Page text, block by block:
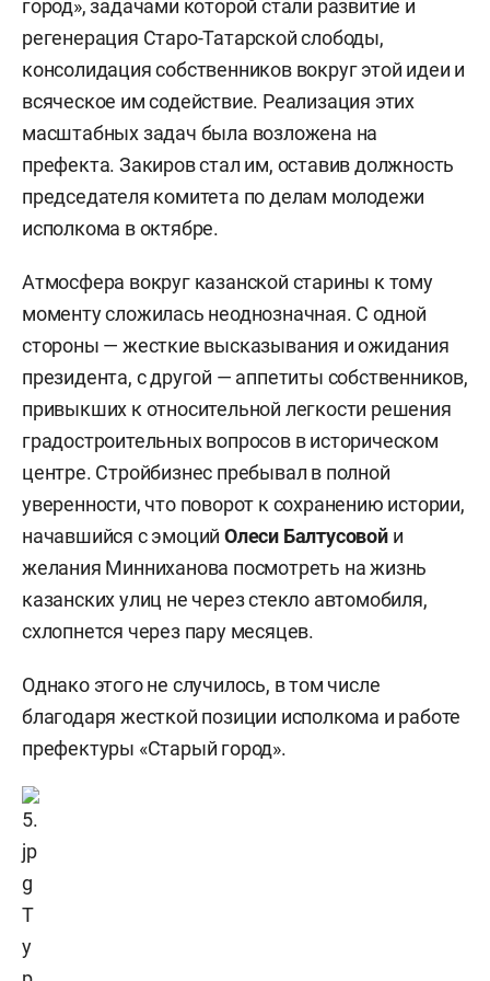
город», задачами которой стали развитие и
регенерация Старо-Татарской слободы,
консолидация собственников вокруг этой идеи и
всяческое им содействие. Реализация этих
масштабных задач была возложена на
префекта. Закиров стал им, оставив должность
председателя комитета по делам молодежи
исполкома в октябре.
Атмосфера вокруг казанской старины к тому
моменту сложилась неоднозначная. С одной
стороны — жесткие высказывания и ожидания
президента, с другой — аппетиты собственников,
привыкших к относительной легкости решения
градостроительных вопросов в историческом
центре. Стройбизнес пребывал в полной
уверенности, что поворот к сохранению истории,
начавшийся с эмоцийОлеси Балтусовойи
желания Минниханова посмотреть на жизнь
казанских улиц не через стекло автомобиля,
схлопнется через пару месяцев.
Однако этого не случилось, в том числе
благодаря жесткой позиции исполкома и работе
префектуры «Старый город».
Т
у